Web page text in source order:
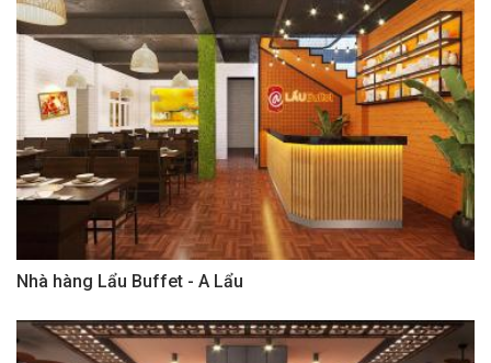
Nhà hàng Lẩu Buffet - A Lẩu